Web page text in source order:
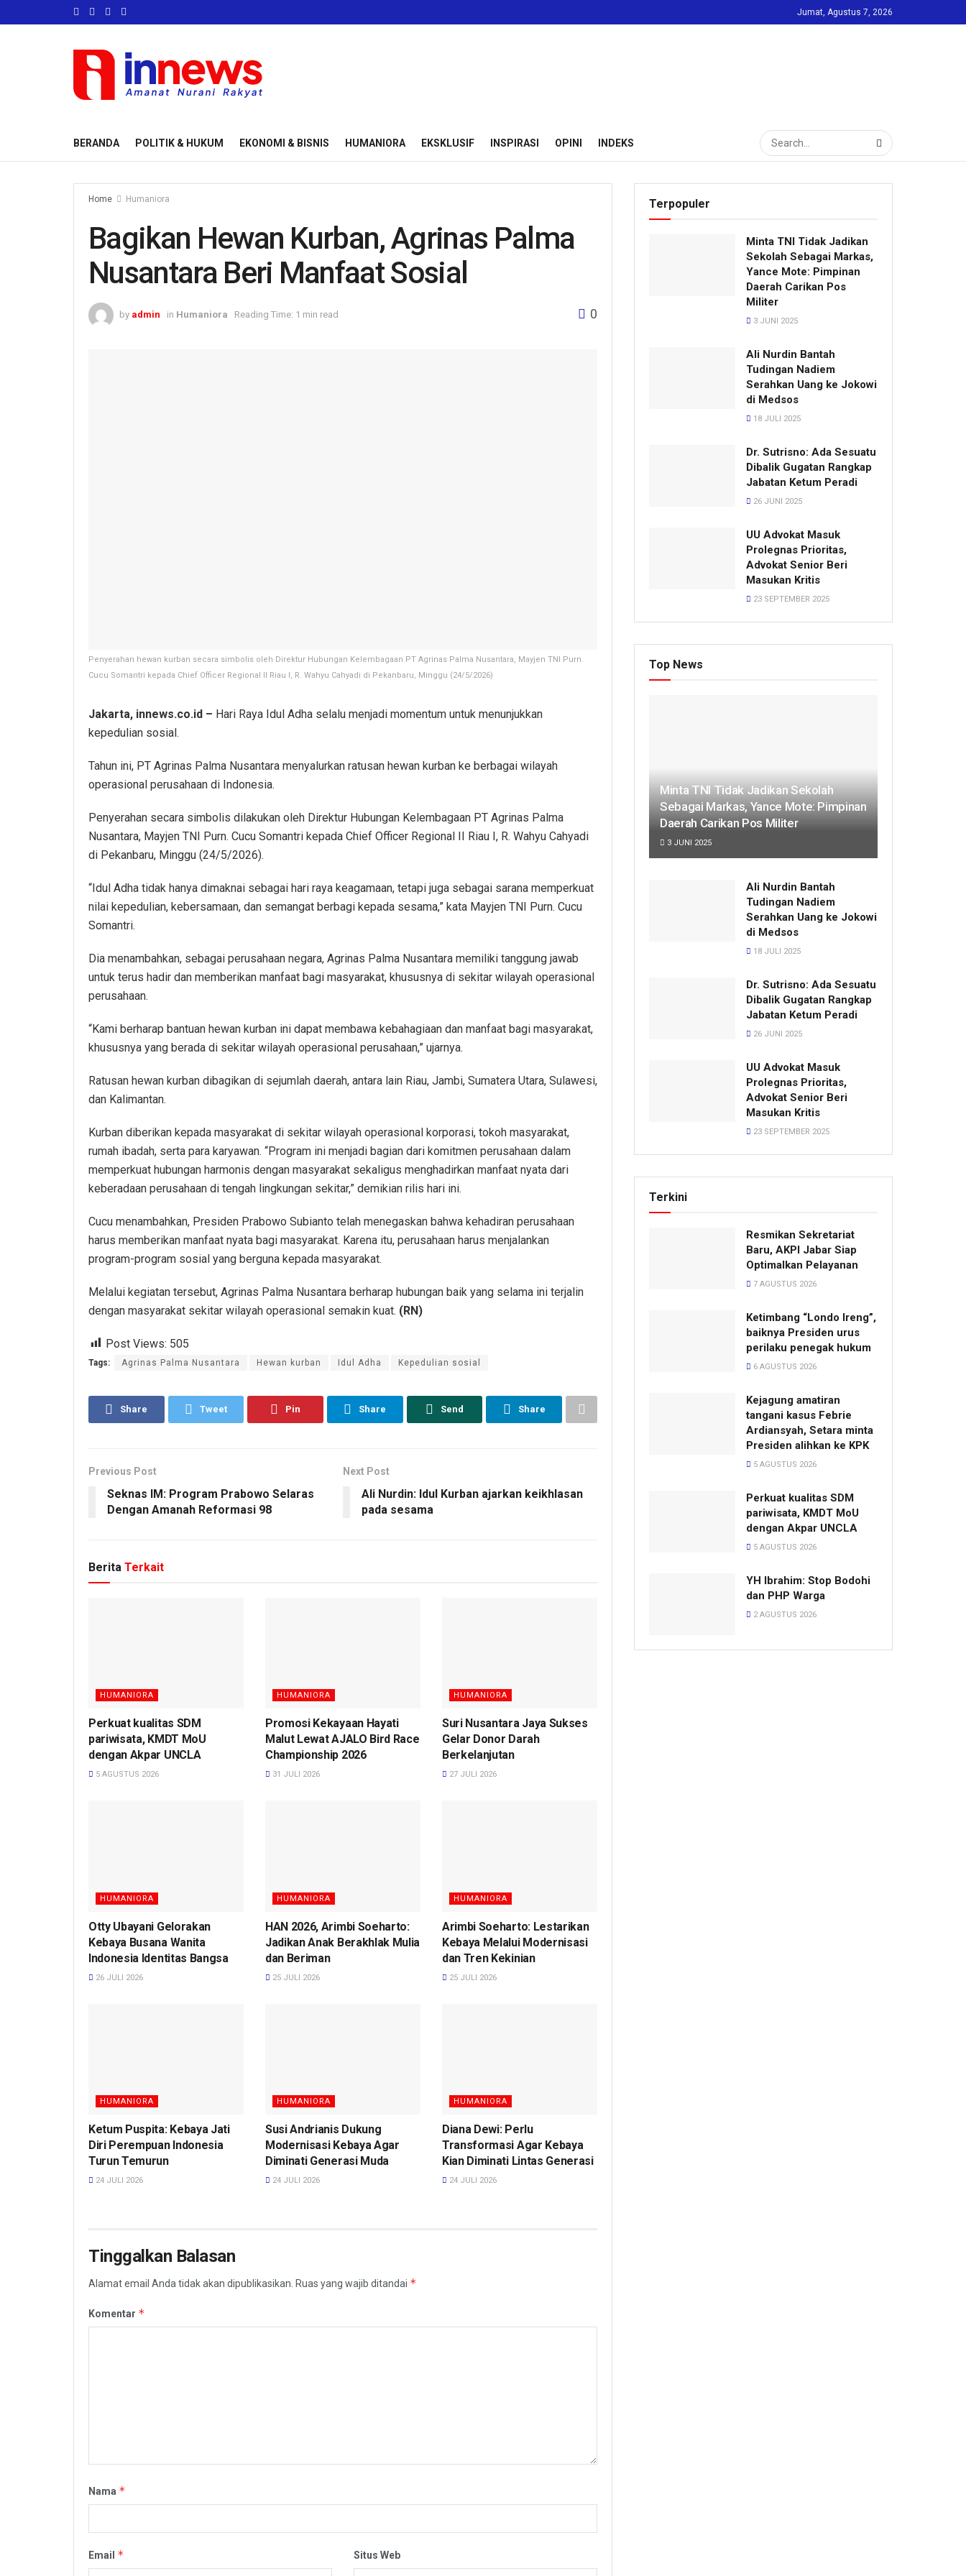
Jumat, Agustus 7, 2026
BERANDA POLITIK & HUKUM EKONOMI & BISNIS HUMANIORA EKSKLUSIF INSPIRASI OPINI INDEKS
Home Humaniora
Bagikan Hewan Kurban, Agrinas Palma
Nusantara Beri Manfaat Sosial
by admin in Humaniora Reading Time: 1 min read 0
Penyerahan hewan kurban secara simbolis oleh Direktur Hubungan Kelembagaan PT Agrinas Palma Nusantara, Mayjen TNI Purn.
Cucu Somantri kepada Chief Officer Regional II Riau I, R. Wahyu Cahyadi di Pekanbaru, Minggu (24/5/2026)
Jakarta, innews.co.id – Hari Raya Idul Adha selalu menjadi momentum untuk menunjukkan
kepedulian sosial.
Tahun ini, PT Agrinas Palma Nusantara menyalurkan ratusan hewan kurban ke berbagai wilayah
operasional perusahaan di Indonesia.
Penyerahan secara simbolis dilakukan oleh Direktur Hubungan Kelembagaan PT Agrinas Palma
Nusantara, Mayjen TNI Purn. Cucu Somantri kepada Chief Officer Regional II Riau I, R. Wahyu Cahyadi
di Pekanbaru, Minggu (24/5/2026).
“Idul Adha tidak hanya dimaknai sebagai hari raya keagamaan, tetapi juga sebagai sarana memperkuat
nilai kepedulian, kebersamaan, dan semangat berbagi kepada sesama,” kata Mayjen TNI Purn. Cucu
Somantri.
Dia menambahkan, sebagai perusahaan negara, Agrinas Palma Nusantara memiliki tanggung jawab
untuk terus hadir dan memberikan manfaat bagi masyarakat, khususnya di sekitar wilayah operasional
perusahaan.
“Kami berharap bantuan hewan kurban ini dapat membawa kebahagiaan dan manfaat bagi masyarakat,
khususnya yang berada di sekitar wilayah operasional perusahaan,” ujarnya.
Ratusan hewan kurban dibagikan di sejumlah daerah, antara lain Riau, Jambi, Sumatera Utara, Sulawesi,
dan Kalimantan.
Kurban diberikan kepada masyarakat di sekitar wilayah operasional korporasi, tokoh masyarakat,
rumah ibadah, serta para karyawan. “Program ini menjadi bagian dari komitmen perusahaan dalam
memperkuat hubungan harmonis dengan masyarakat sekaligus menghadirkan manfaat nyata dari
keberadaan perusahaan di tengah lingkungan sekitar,” demikian rilis hari ini.
Cucu menambahkan, Presiden Prabowo Subianto telah menegaskan bahwa kehadiran perusahaan
harus memberikan manfaat nyata bagi masyarakat. Karena itu, perusahaan harus menjalankan
program-program sosial yang berguna kepada masyarakat.
Melalui kegiatan tersebut, Agrinas Palma Nusantara berharap hubungan baik yang selama ini terjalin
dengan masyarakat sekitar wilayah operasional semakin kuat. (RN)
Post Views: 505
Tags: Agrinas Palma Nusantara Hewan kurban Idul Adha Kepedulian sosial
Share Tweet Pin Share Send Share
Previous Post
Seknas IM: Program Prabowo Selaras
Dengan Amanah Reformasi 98
Next Post
Ali Nurdin: Idul Kurban ajarkan keikhlasan
pada sesama
Berita Terkait
HUMANIORA
Perkuat kualitas SDM
pariwisata, KMDT MoU
dengan Akpar UNCLA
5 AGUSTUS 2026
HUMANIORA
Promosi Kekayaan Hayati
Malut Lewat AJALO Bird Race
Championship 2026
31 JULI 2026
HUMANIORA
Suri Nusantara Jaya Sukses
Gelar Donor Darah
Berkelanjutan
27 JULI 2026
HUMANIORA
Otty Ubayani Gelorakan
Kebaya Busana Wanita
Indonesia Identitas Bangsa
26 JULI 2026
HUMANIORA
HAN 2026, Arimbi Soeharto:
Jadikan Anak Berakhlak Mulia
dan Beriman
25 JULI 2026
HUMANIORA
Arimbi Soeharto: Lestarikan
Kebaya Melalui Modernisasi
dan Tren Kekinian
25 JULI 2026
HUMANIORA
Ketum Puspita: Kebaya Jati
Diri Perempuan Indonesia
Turun Temurun
24 JULI 2026
HUMANIORA
Susi Andrianis Dukung
Modernisasi Kebaya Agar
Diminati Generasi Muda
24 JULI 2026
HUMANIORA
Diana Dewi: Perlu
Transformasi Agar Kebaya
Kian Diminati Lintas Generasi
24 JULI 2026
Tinggalkan Balasan
Alamat email Anda tidak akan dipublikasikan. Ruas yang wajib ditandai *
Komentar *
Nama *
Email * Situs Web
Terpopuler
Minta TNI Tidak Jadikan
Sekolah Sebagai Markas,
Yance Mote: Pimpinan
Daerah Carikan Pos
Militer
3 JUNI 2025
Ali Nurdin Bantah
Tudingan Nadiem
Serahkan Uang ke Jokowi
di Medsos
18 JULI 2025
Dr. Sutrisno: Ada Sesuatu
Dibalik Gugatan Rangkap
Jabatan Ketum Peradi
26 JUNI 2025
UU Advokat Masuk
Prolegnas Prioritas,
Advokat Senior Beri
Masukan Kritis
23 SEPTEMBER 2025
Top News
Minta TNI Tidak Jadikan Sekolah
Sebagai Markas, Yance Mote: Pimpinan
Daerah Carikan Pos Militer
3 JUNI 2025
Ali Nurdin Bantah
Tudingan Nadiem
Serahkan Uang ke Jokowi
di Medsos
18 JULI 2025
Dr. Sutrisno: Ada Sesuatu
Dibalik Gugatan Rangkap
Jabatan Ketum Peradi
26 JUNI 2025
UU Advokat Masuk
Prolegnas Prioritas,
Advokat Senior Beri
Masukan Kritis
23 SEPTEMBER 2025
Terkini
Resmikan Sekretariat
Baru, AKPI Jabar Siap
Optimalkan Pelayanan
7 AGUSTUS 2026
Ketimbang “Londo Ireng”,
baiknya Presiden urus
perilaku penegak hukum
6 AGUSTUS 2026
Kejagung amatiran
tangani kasus Febrie
Ardiansyah, Setara minta
Presiden alihkan ke KPK
5 AGUSTUS 2026
Perkuat kualitas SDM
pariwisata, KMDT MoU
dengan Akpar UNCLA
5 AGUSTUS 2026
YH Ibrahim: Stop Bodohi
dan PHP Warga
2 AGUSTUS 2026